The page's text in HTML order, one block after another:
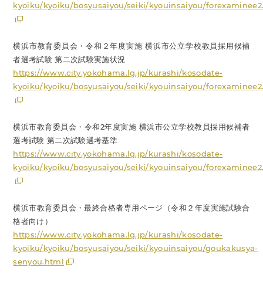
kyoiku/kyoiku/bosyusaiyou/seiki/kyouinsaiyou/
横浜市教育委員会・令和２年度実施 横浜市公立学校教員採用候補
者選考試験 第二次試験実施状況
https://www.city.yokohama.lg.jp/kurashi/kosodate-
kyoiku/kyoiku/bosyusaiyou/seiki/kyouinsaiyou/
横浜市教育委員会・令和2年度実施 横浜市公立学校教員採用候補者
選考試験 第二次試験選考基準
https://www.city.yokohama.lg.jp/kurashi/kosodate-
kyoiku/kyoiku/bosyusaiyou/seiki/kyouinsaiyou/
横浜市教育委員会・最終合格者専用ページ（令和２年度実施試験合
格者向け）
https://www.city.yokohama.lg.jp/kurashi/kosodate-
kyoiku/kyoiku/bosyusaiyou/seiki/kyouinsaiyou/goukakusya-
senyou.html